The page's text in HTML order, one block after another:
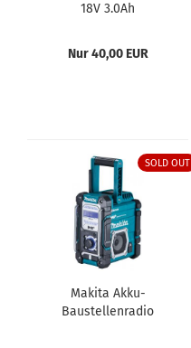
18V 3.0Ah
Nur 40,00 EUR
SOLD OUT
Makita Akku-
Baustellenradio